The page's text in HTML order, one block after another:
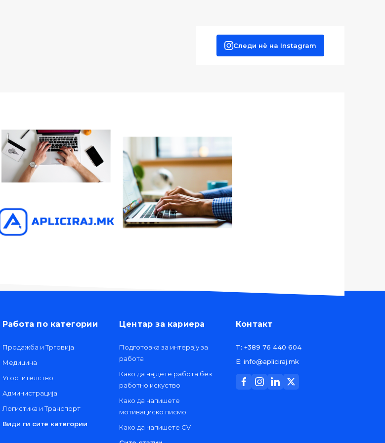
Следи нè на Instagram
Работа по категории
Продажба и Трговија
Медицина
Угостителство
Администрација
Логистика и Транспорт
Види ги сите категории
Центар за кариера
Подготовка за интервју за
работа
Како да најдете работа без
работно искуство
Како да напишете
мотивациско писмо
Како да напишете CV
Контакт
T: +389 76 440 604
E: info@apliciraj.mk